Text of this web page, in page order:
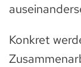
Konkret